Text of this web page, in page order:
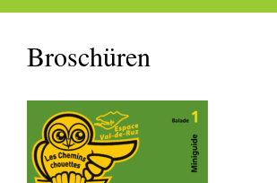
Broschüren